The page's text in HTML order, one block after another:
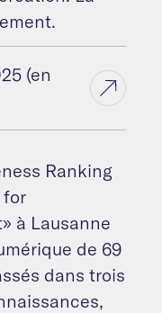
(en
Ranking
for
à Lausanne
de 69
dans trois